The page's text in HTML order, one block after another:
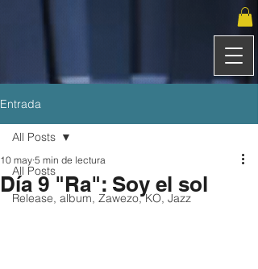
Entrada
All Posts
Release, album, Zawezo, KO, Jazz
All Posts
Día 9 "Ra": Soy el sol
10 may 5 min de lectura